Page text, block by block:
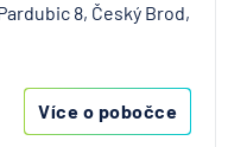
8, Český Brod,
Více o pobočce